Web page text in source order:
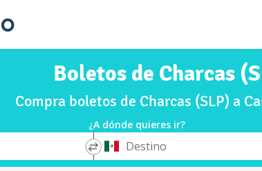
Boletos de Charcas
Compra boletos de Charcas (SLP) a
¿A dónde quieres ir?
*
Destino